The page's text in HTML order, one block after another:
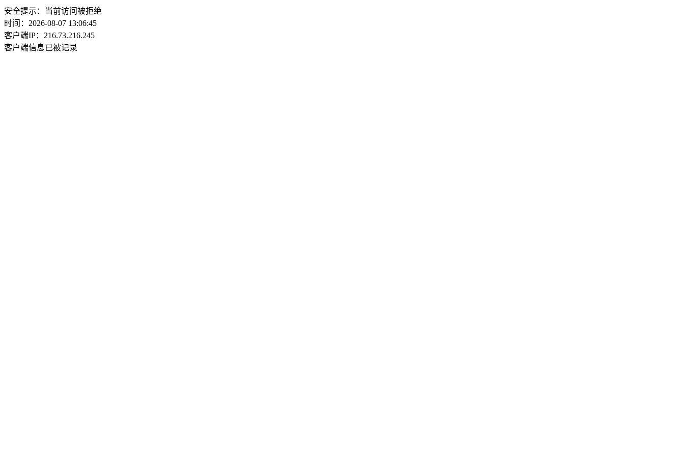
安全提示：当前访问被拒绝
时间：2026-08-07 13:06:45
客户端IP：216.73.216.245
客户端信息已被记录